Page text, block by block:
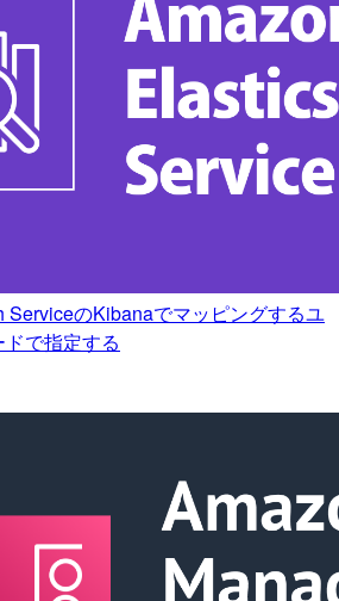
ServiceのKibanaでマッピングするユ
で指定する